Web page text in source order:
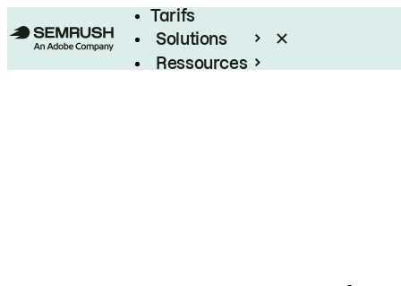
Tarifs
Solutions
Ressources